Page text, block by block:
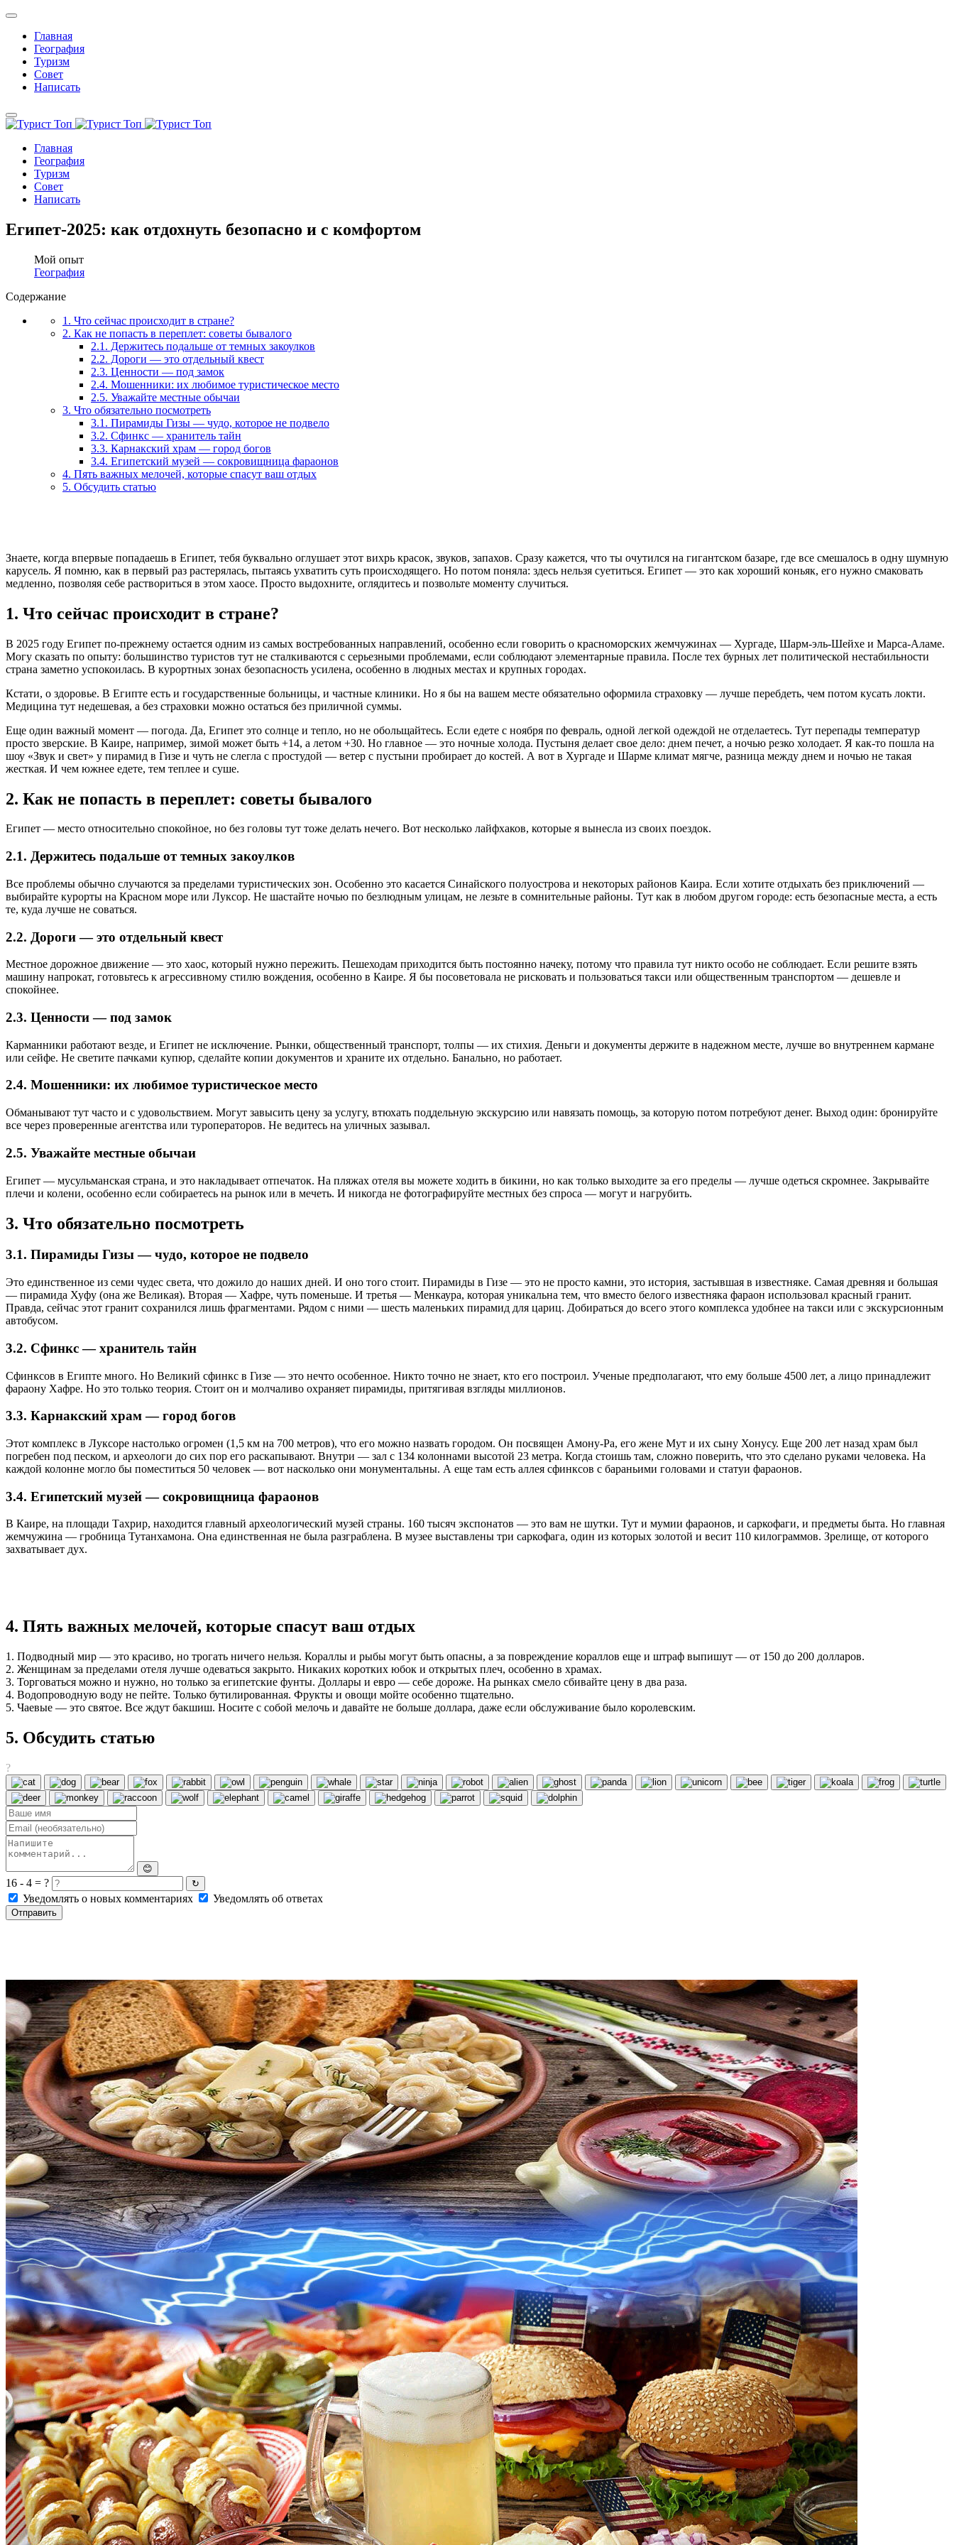
Главная
География
Туризм
Совет
Написать
Главная
География
Туризм
Совет
Написать
Египет-2025: как отдохнуть безопасно и с комфортом
Мой опыт
География
Содержание
1. Что сейчас происходит в стране?
2. Как не попасть в переплет: советы бывалого
2.1. Держитесь подальше от темных закоулков
2.2. Дороги — это отдельный квест
2.3. Ценности — под замок
2.4. Мошенники: их любимое туристическое место
2.5. Уважайте местные обычаи
3. Что обязательно посмотреть
3.1. Пирамиды Гизы — чудо, которое не подвело
3.2. Сфинкс — хранитель тайн
3.3. Карнакский храм — город богов
3.4. Египетский музей — сокровищница фараонов
4. Пять важных мелочей, которые спасут ваш отдых
5. Обсудить статью
Знаете, когда впервые попадаешь в Египет, тебя буквально оглушает этот вихрь красок, звуков, запахов. Сразу кажется, что ты очутился на гигантском базаре, где все смешалось в одну шумную
карусель. Я помню, как в первый раз растерялась, пытаясь ухватить суть происходящего. Но потом поняла: здесь нельзя суетиться. Египет — это как хороший коньяк, его нужно смаковать
медленно, позволяя себе раствориться в этом хаосе. Просто выдохните, оглядитесь и позвольте моменту случиться.
1. Что сейчас происходит в стране?
В 2025 году Египет по-прежнему остается одним из самых востребованных направлений, особенно если говорить о красноморских жемчужинах — Хургаде, Шарм-эль-Шейхе и Марса-Аламе.
Могу сказать по опыту: большинство туристов тут не сталкиваются с серьезными проблемами, если соблюдают элементарные правила. После тех бурных лет политической нестабильности
страна заметно успокоилась. В курортных зонах безопасность усилена, особенно в людных местах и крупных городах.
Кстати, о здоровье. В Египте есть и государственные больницы, и частные клиники. Но я бы на вашем месте обязательно оформила страховку — лучше перебдеть, чем потом кусать локти.
Медицина тут недешевая, а без страховки можно остаться без приличной суммы.
Еще один важный момент — погода. Да, Египет это солнце и тепло, но не обольщайтесь. Если едете с ноября по февраль, одной легкой одеждой не отделаетесь. Тут перепады температур
просто зверские. В Каире, например, зимой может быть +14, а летом +30. Но главное — это ночные холода. Пустыня делает свое дело: днем печет, а ночью резко холодает. Я как-то пошла на
шоу «Звук и свет» у пирамид в Гизе и чуть не слегла с простудой — ветер с пустыни пробирает до костей. А вот в Хургаде и Шарме климат мягче, разница между днем и ночью не такая
жесткая. И чем южнее едете, тем теплее и суше.
2. Как не попасть в переплет: советы бывалого
Египет — место относительно спокойное, но без головы тут тоже делать нечего. Вот несколько лайфхаков, которые я вынесла из своих поездок.
2.1. Держитесь подальше от темных закоулков
Все проблемы обычно случаются за пределами туристических зон. Особенно это касается Синайского полуострова и некоторых районов Каира. Если хотите отдыхать без приключений —
выбирайте курорты на Красном море или Луксор. Не шастайте ночью по безлюдным улицам, не лезьте в сомнительные районы. Тут как в любом другом городе: есть безопасные места, а есть
те, куда лучше не соваться.
2.2. Дороги — это отдельный квест
Местное дорожное движение — это хаос, который нужно пережить. Пешеходам приходится быть постоянно начеку, потому что правила тут никто особо не соблюдает. Если решите взять
машину напрокат, готовьтесь к агрессивному стилю вождения, особенно в Каире. Я бы посоветовала не рисковать и пользоваться такси или общественным транспортом — дешевле и
спокойнее.
2.3. Ценности — под замок
Карманники работают везде, и Египет не исключение. Рынки, общественный транспорт, толпы — их стихия. Деньги и документы держите в надежном месте, лучше во внутреннем кармане
или сейфе. Не светите пачками купюр, сделайте копии документов и храните их отдельно. Банально, но работает.
2.4. Мошенники: их любимое туристическое место
Обманывают тут часто и с удовольствием. Могут завысить цену за услугу, втюхать поддельную экскурсию или навязать помощь, за которую потом потребуют денег. Выход один: бронируйте
все через проверенные агентства или туроператоров. Не ведитесь на уличных зазывал.
2.5. Уважайте местные обычаи
Египет — мусульманская страна, и это накладывает отпечаток. На пляжах отеля вы можете ходить в бикини, но как только выходите за его пределы — лучше одеться скромнее. Закрывайте
плечи и колени, особенно если собираетесь на рынок или в мечеть. И никогда не фотографируйте местных без спроса — могут и нагрубить.
3. Что обязательно посмотреть
3.1. Пирамиды Гизы — чудо, которое не подвело
Это единственное из семи чудес света, что дожило до наших дней. И оно того стоит. Пирамиды в Гизе — это не просто камни, это история, застывшая в известняке. Самая древняя и большая
— пирамида Хуфу (она же Великая). Вторая — Хафре, чуть поменьше. И третья — Менкаура, которая уникальна тем, что вместо белого известняка фараон использовал красный гранит.
Правда, сейчас этот гранит сохранился лишь фрагментами. Рядом с ними — шесть маленьких пирамид для цариц. Добираться до всего этого комплекса удобнее на такси или с экскурсионным
автобусом.
3.2. Сфинкс — хранитель тайн
Сфинксов в Египте много. Но Великий сфинкс в Гизе — это нечто особенное. Никто точно не знает, кто его построил. Ученые предполагают, что ему больше 4500 лет, а лицо принадлежит
фараону Хафре. Но это только теория. Стоит он и молчаливо охраняет пирамиды, притягивая взгляды миллионов.
3.3. Карнакский храм — город богов
Этот комплекс в Луксоре настолько огромен (1,5 км на 700 метров), что его можно назвать городом. Он посвящен Амону-Ра, его жене Мут и их сыну Хонусу. Еще 200 лет назад храм был
погребен под песком, и археологи до сих пор его раскапывают. Внутри — зал с 134 колоннами высотой 23 метра. Когда стоишь там, сложно поверить, что это сделано руками человека. На
каждой колонне могло бы поместиться 50 человек — вот насколько они монументальны. А еще там есть аллея сфинксов с бараньими головами и статуи фараонов.
3.4. Египетский музей — сокровищница фараонов
В Каире, на площади Тахрир, находится главный археологический музей страны. 160 тысяч экспонатов — это вам не шутки. Тут и мумии фараонов, и саркофаги, и предметы быта. Но главная
жемчужина — гробница Тутанхамона. Она единственная не была разграблена. В музее выставлены три саркофага, один из которых золотой и весит 110 килограммов. Зрелище, от которого
захватывает дух.
4. Пять важных мелочей, которые спасут ваш отдых
1. Подводный мир — это красиво, но трогать ничего нельзя. Кораллы и рыбы могут быть опасны, а за повреждение кораллов еще и штраф выпишут — от 150 до 200 долларов.
2. Женщинам за пределами отеля лучше одеваться закрыто. Никаких коротких юбок и открытых плеч, особенно в храмах.
3. Торговаться можно и нужно, но только за египетские фунты. Доллары и евро — себе дороже. На рынках смело сбивайте цену в два раза.
4. Водопроводную воду не пейте. Только бутилированная. Фрукты и овощи мойте особенно тщательно.
5. Чаевые — это святое. Все ждут бакшиш. Носите с собой мелочь и давайте не больше доллара, даже если обслуживание было королевским.
5. Обсудить статью
?
😊
16 - 4 = ? ↻
Уведомлять о новых комментариях Уведомлять об ответах
Отправить